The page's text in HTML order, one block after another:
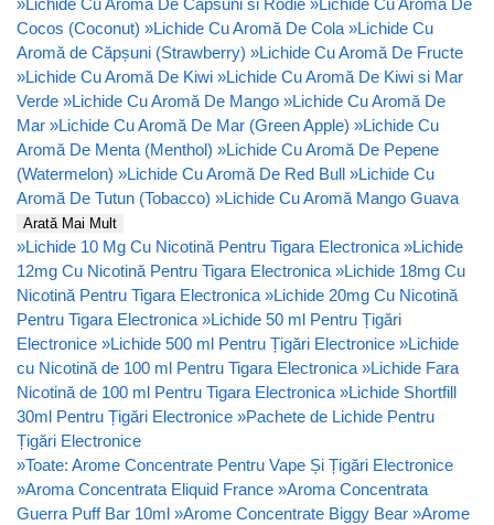
Cocos (Coconut) »Lichide Cu Aromă De Cola »Lichide Cu
Aromă de Căpșuni (Strawberry) »Lichide Cu Aromă De Fructe
»Lichide Cu Aromă De Kiwi »Lichide Cu Aromă De Kiwi si Mar
Verde »Lichide Cu Aromă De Mango »Lichide Cu Aromă De
Mar »Lichide Cu Aromă De Mar (Green Apple) »Lichide Cu
Aromă De Menta (Menthol) »Lichide Cu Aromă De Pepene
(Watermelon) »Lichide Cu Aromă De Red Bull »Lichide Cu
Aromă De Tutun (Tobacco) »Lichide Cu Aromă Mango Guava
Arată Mai Mult
»Lichide 10 Mg Cu Nicotină Pentru Tigara Electronica »Lichide
12mg Cu Nicotină Pentru Tigara Electronica »Lichide 18mg Cu
Nicotină Pentru Tigara Electronica »Lichide 20mg Cu Nicotină
Pentru Tigara Electronica »Lichide 50 ml Pentru Țigări
Electronice »Lichide 500 ml Pentru Țigări Electronice »Lichide
cu Nicotină de 100 ml Pentru Tigara Electronica »Lichide Fara
Nicotină de 100 ml Pentru Tigara Electronica »Lichide Shortfill
30ml Pentru Țigări Electronice »Pachete de Lichide Pentru
Țigări Electronice
»Toate: Arome Concentrate Pentru Vape Și Țigări Electronice
»Aroma Concentrata Eliquid France »Aroma Concentrata
Guerra Puff Bar 10ml »Arome Concentrate Biggy Bear »Arome